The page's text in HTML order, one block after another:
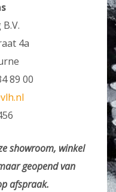
4a
89 00
showroom, winkel
geopend van
afspraak.